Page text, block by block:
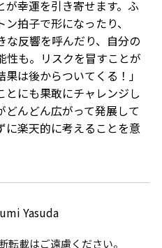
が幸運を引き寄せます。ふ
拍子で形になったり、
な反響を呼んだり、自分の
性も。リスクを冒すことが
は後からついてくる！」
とにも果敢にチャレンジし
んどん広がって発展して
に楽天的に考えることを意
Yasuda
載はご遠慮ください。